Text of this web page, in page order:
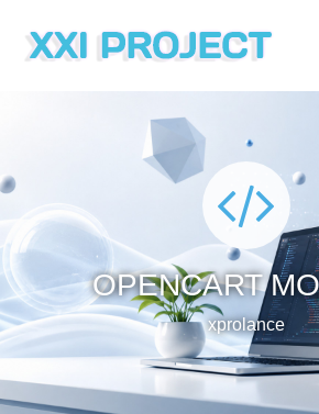
OPENCART
xprolance